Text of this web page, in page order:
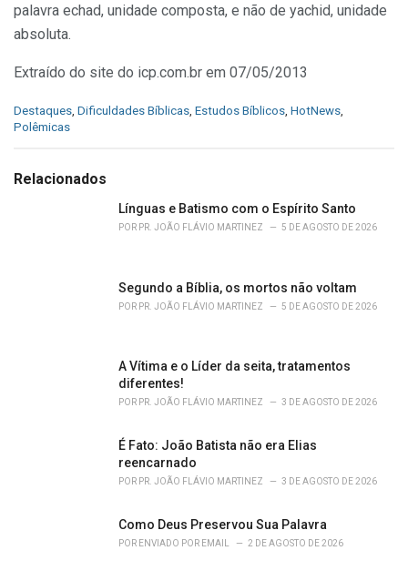
palavra echad, unidade composta, e não de yachid, unidade
absoluta.
Extraído do site do icp.com.br em 07/05/2013
C
a
g
Destaques Dificuldades Bíblicas Estudos Bíblicos HotNews
Polêmicas
Relacionados
Línguas e Batismo com o Espírito Santo
POR PR. JOÃO FLÁVIO MARTINEZ 5 DE AGOSTO DE 2026
Segundo a Bíblia, os mortos não voltam
POR PR. JOÃO FLÁVIO MARTINEZ 5 DE AGOSTO DE 2026
A Vítima e o Líder da seita, tratamentos
diferentes!
POR PR. JOÃO FLÁVIO MARTINEZ 3 DE AGOSTO DE 2026
É Fato: João Batista não era Elias
reencarnado
POR PR. JOÃO FLÁVIO MARTINEZ 3 DE AGOSTO DE 2026
Como Deus Preservou Sua Palavra
POR ENVIADO POR EMAIL 2 DE AGOSTO DE 2026